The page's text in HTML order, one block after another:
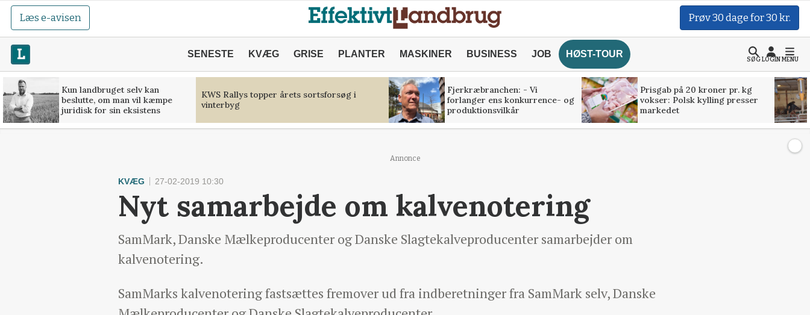
Læs e-avisen Prøv 30 dage for 30 kr.
SENESTE KVÆG GRISE PLANTER MASKINER BUSINESS JOB HØST-TOUR
SØGLOGINMENU
Kun landbruget selv kan
beslutte, om man vil kæmpe
juridisk for sin eksistens
KWS Rallys topper årets sortsforsøg i
vinterbyg
Fjerkræbranchen: - Vi
forlanger ens konkurrence- og
produktionsvilkår
Prisgab på 20 kroner pr. kg
vokser: Polsk kylling presser
markedet
Annonce
KVÆG 27-02-2019 10:30
Nyt samarbejde om kalvenotering
SamMark, Danske Mælkeproducenter og Danske Slagtekalveproducenter samarbejder om
kalvenotering.
SamMarks kalvenotering fastsættes fremover ud fra indberetninger fra SamMark selv, Danske